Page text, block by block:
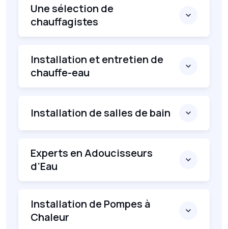
Une sélection de
chauffagistes
Installation et entretien de
chauffe-eau
Installation de salles de bain
Experts en Adoucisseurs
d’Eau
Installation de Pompes à
Chaleur